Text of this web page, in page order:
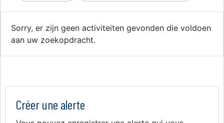
Sorry, er zijn geen activiteiten gevonden die voldoen
aan uw zoekopdracht.
Créer une alerte